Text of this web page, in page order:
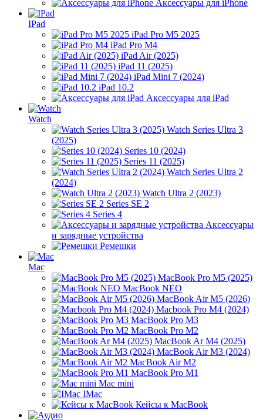
Аксессуары для iPhone
IPad
iPad Pro M5 2025
iPad Pro M4
iPad Air (2025)
iPad 11 (2025)
iPad Mini 7 (2024)
iPad 10.2
Аксессуары для iPad
Watch
Watch Series Ultra 3
(2025)
Series 10 (2024)
Series 11 (2025)
Watch Series Ultra 2
(2024)
Watch Ultra 2 (2023)
Series SE 2
Series 4
Аксессуары
и зарядные устройства
Ремешки
Mac
MacBook Pro M5 (2025)
MacBook NEO
MacBook Air M5 (2026)
Macbook Pro M4 (2024)
MacBook Pro M3
MacBook Pro M2
MacBook Ar M4 (2025)
MacBook Air M3 (2024)
MacBook Air M2
MacBook Pro M1
Mac mini
IMac
Кейсы к MacBook